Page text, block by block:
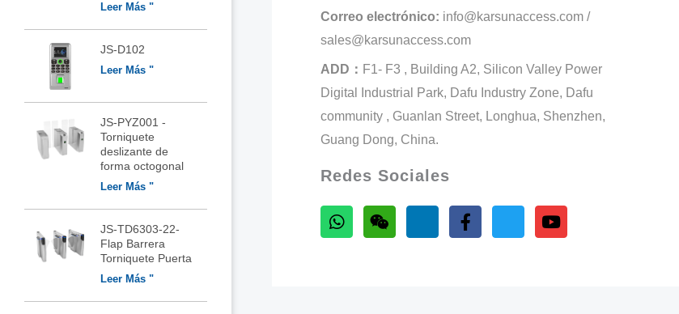
Leer Más "
JS-D102
Leer Más "
JS-PYZ001 -
Torniquete
deslizante de
forma octogonal
Leer Más "
JS-TD6303-22-
Flap Barrera
Torniquete Puerta
Leer Más "
Correo electrónico: info@karsunaccess.com /
sales@karsunaccess.com
ADD： F1- F3 , Building A2, Silicon Valley Power
Digital Industrial Park, Dafu Industry Zone, Dafu
community , Guanlan Street, Longhua, Shenzhen,
Guang Dong, China.
Redes Sociales